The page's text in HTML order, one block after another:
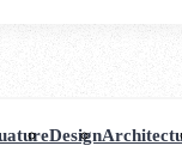
Design